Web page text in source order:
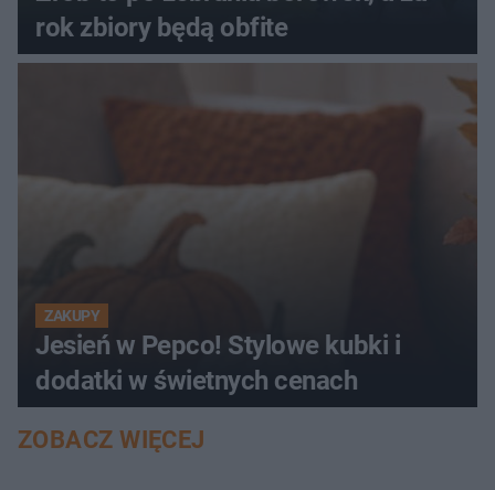
rok zbiory będą obfite
ZAKUPY
Jesień w Pepco! Stylowe kubki i
dodatki w świetnych cenach
ZOBACZ WIĘCEJ